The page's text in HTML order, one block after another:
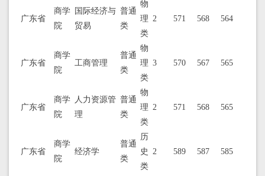
广东省
商学
院
国际经济与
贸易
普通
类
物
理
类
2 571 568 564
广东省
商学
院
工商管理
普通
类
物
理
类
3 570 567 565
广东省
商学
院
人力资源管
理
普通
类
物
理
类
2 571 568 565
广东省
商学
院
经济学
普通
类
历
史
类
2 589 587 585